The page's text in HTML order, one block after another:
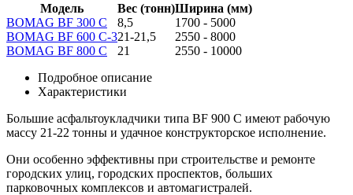
Модель Вес (тонн)Ширина (мм)
BOMAG BF 300 C
8,5
1700 - 5000
BOMAG BF 600 C-321-21,5
2550 - 8000
BOMAG BF 800 C
21
2550 - 10000
Подробное описание
Характеристики
Большие асфальтоукладчики типа BF 900 C имеют рабочую
массу 21-22 тонны и удачное конструкторское исполнение.
Они особенно эффективны при строительстве и ремонте
городских улиц, городских проспектов, больших
парковочных комплексов и автомагистралей.